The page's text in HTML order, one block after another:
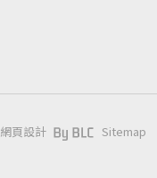
網頁設計 Sitemap